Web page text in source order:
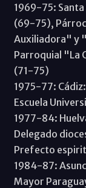
1969-75:
(69-75),
Auxiliadora" y
Parroquial "La
(71-75)
1975-77:
Escuela
1977-84:
Delegado
Prefecto
1984-87:
Mayor